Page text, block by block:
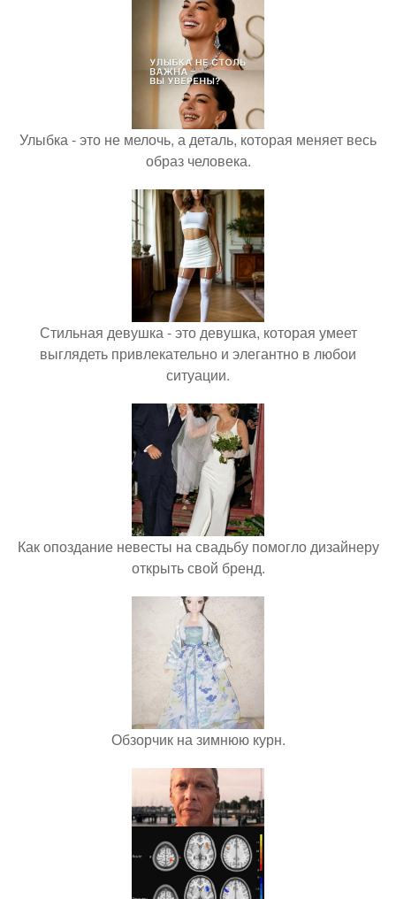
Улыбка - это не мелочь, а деталь, которая меняет весь
образ человека.
Стильная девушка - это девушка, которая умеет
выглядеть привлекательно и элегантно в любои
ситуации.
Как опоздание невесты на свадьбу помогло дизайнеру
открыть свой бренд.
Обзорчик на зимнюю курн.